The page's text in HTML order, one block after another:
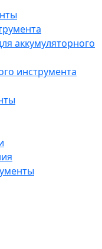
аккумуляторного
инструмента